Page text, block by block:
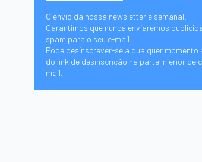
O envio da nossa newsletter é semanal.
Garantimos que nunca enviaremos
spam para o seu e-mail.
Pode desinscrever-se a qualquer momento
do link de desinscrição na parte inferior de
mail.